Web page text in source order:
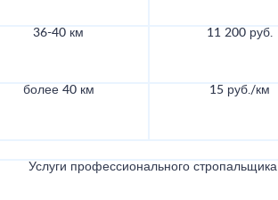
36-40 км 11 200 руб.
более 40 км 15 руб./км
Услуги профессионального стропальщика